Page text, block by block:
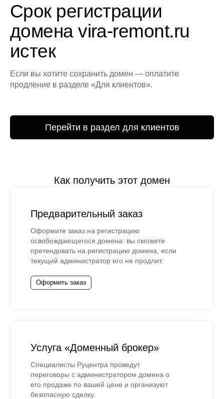
Срок регистрации
домена vira-remont.ru
истек
Если вы хотите сохранить домен — оплатите
продление в разделе «Для клиентов».
Перейти в раздел для клиентов
Как получить этот домен
Предварительный заказ
Оформите заказ на регистрацию
освобождающегося домена: вы сможете
претендовать на регистрацию домена, если
текущий администратор его не продлит.
Оформить заказ
Услуга «Доменный брокер»
Специалисты Руцентра проведут
переговоры с администратором домена о
его продаже по вашей цене и организуют
безопасную сделку.